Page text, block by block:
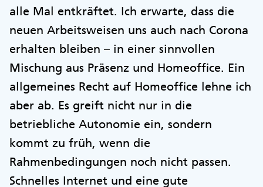
alle Mal entkräftet. Ich erwarte, dass die
neuen Arbeitsweisen uns auch nach Corona
erhalten bleiben – in einer sinnvollen
Mischung aus Präsenz und Homeoffice. Ein
allgemeines Recht auf Homeoffice lehne ich
aber ab. Es greift nicht nur in die
betriebliche Autonomie ein, sondern
kommt zu früh, wenn die
Rahmenbedingungen noch nicht passen.
Schnelles Internet und eine gute